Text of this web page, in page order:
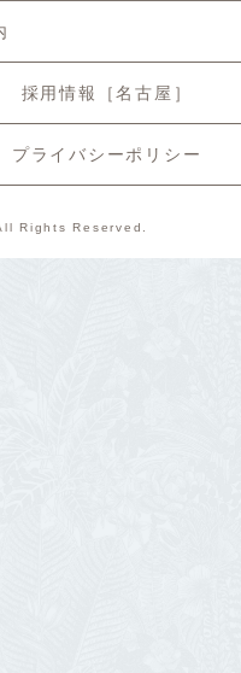
採用情報［名古屋］
プライバシーポリシー
Rights Reserved.